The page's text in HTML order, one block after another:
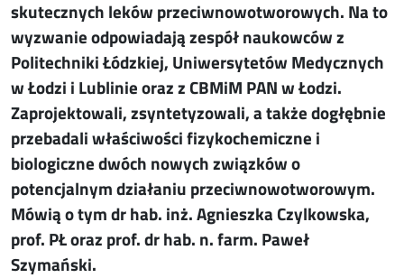
skutecznych leków przeciwnowotworowych. Na to
wyzwanie odpowiadają zespół naukowców z
Politechniki Łódzkiej, Uniwersytetów Medycznych
w Łodzi i Lublinie oraz z CBMiM PAN w Łodzi.
Zaprojektowali, zsyntetyzowali, a także dogłębnie
przebadali właściwości fizykochemiczne i
biologiczne dwóch nowych związków o
potencjalnym działaniu przeciwnowotworowym.
Mówią o tym dr hab. inż. Agnieszka Czylkowska,
prof. PŁ oraz prof. dr hab. n. farm. Paweł
Szymański.